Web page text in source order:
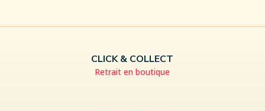
CLICK & COLLECT
Retrait en boutique